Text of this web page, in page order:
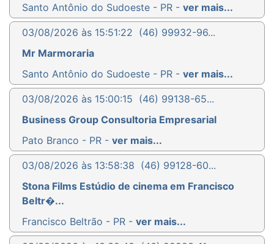
Santo Antônio do Sudoeste - PR - ver mais...
03/08/2026 às 15:51:22 (46) 99932-96...
Mr Marmoraria
Santo Antônio do Sudoeste - PR - ver mais...
03/08/2026 às 15:00:15 (46) 99138-65...
Business Group Consultoria Empresarial
Pato Branco - PR - ver mais...
03/08/2026 às 13:58:38 (46) 99128-60...
Stona Films Estúdio de cinema em Francisco
Beltr�...
Francisco Beltrão - PR - ver mais...